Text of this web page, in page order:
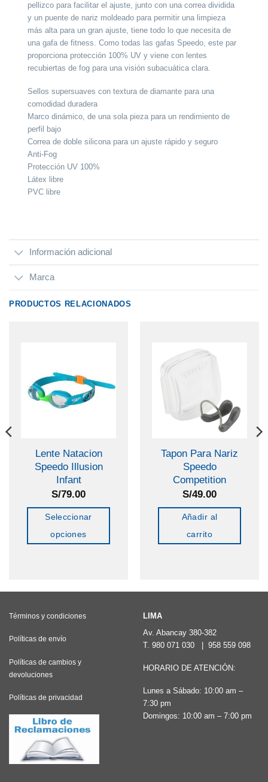
pellizco para facilitar el ajuste, junto con una correa dividida
y un puente de nariz moldeado para permitir una limpieza
más alta para un gran ajuste, tiene todo lo que necesita de
una gafa de fitness. Como todas las gafas Speedo, este par
proporciona protección 100% UV y viene con lentes
recubiertas de fog para una visión subacuática clara.
Sellos supersuaves con textura de diamante para una
comodidad duradera
Marco dinámico, de una sola pieza para un rendimiento de
perfil bajo
Correa de doble silicona para un ajuste rápido y seguro
Anti-Fog
Protección UV 100%
Látex libre
PVC libre
Información adicional
Marca
PRODUCTOS RELACIONADOS
Lente Natacion
Speedo Illusion
Infant
S/79.00
Seleccionar
opciones
variantes.
se
elegir
en
la
página
de
Tapon Para Nariz
Speedo
Competition
S/49.00
Añadir al
carrito
Términos y condiciones
Políticas de envío
Políticas de cambios y
devoluciones
Políticas de privacidad
LIMA
Av. Abancay 380-382
T. 980 071 030 | 958 559 098
HORARIO DE ATENCIÓN:
Lunes a Sábado: 10:00 am –
7:30 pm
Domingos: 10:00 am – 7:00 pm